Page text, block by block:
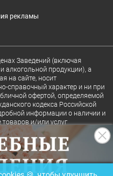
рекламы
Заведений (включая
алкогольной продукции), а
на сайте, носит
справочный характер и ни при
офертой, определяемой
кодекса Российской
информации о наличии и
товаров и/или услуг
непосредственно в
18+